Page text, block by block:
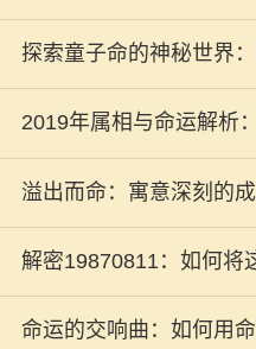
探索童子命的神秘世界
2019年属相与命运解析
纱
溢出而命：寓意深刻的
学
解密19870811：如何将
生的契机
命运的交响曲：如何用